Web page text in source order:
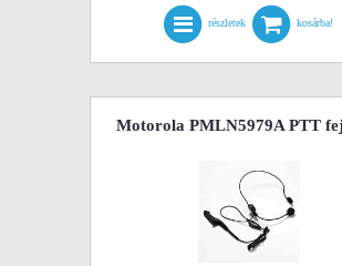
részletek kosárba!
Motorola PMLN5979A PTT